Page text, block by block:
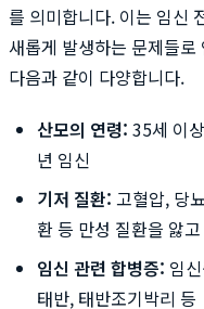
를 의미합니다. 이는 임신
새롭게 발생하는 문제들
다음과 같이 다양합니다.
산모의 연령: 35세 이
년 임신
기저 질환: 고혈압, 당
환 등 만성 질환을 앓
임신 관련 합병증: 임
태반, 태반조기박리 등